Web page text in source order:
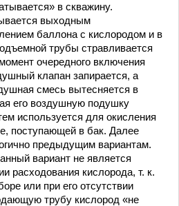
в скважину.
выходным
баллона с кислородом и в
трубы стравливается
очередного включения
клапан запирается, а
смесь вытесняется в
его воздушную подушку
используется для окисления
поступающей в бак. Далее
предыдущим вариантам.
вариант не является
расходования кислорода, т. к.
или при его отсутствии
трубу кислород «не